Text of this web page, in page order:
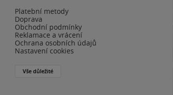
Platební metody
Doprava
Obchodní podmínky
Reklamace a vrácení
Ochrana osobních údajů
Nastavení cookies
Vše důležité